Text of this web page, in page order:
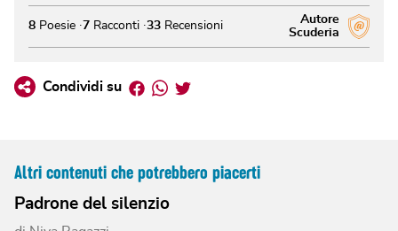
Autore
Scuderia
8 Poesie 7 Racconti 33 Recensioni
Condividi su Facebook
Whatsapp
Twitter
Altri contenuti che potrebbero piacerti
Padrone del silenzio